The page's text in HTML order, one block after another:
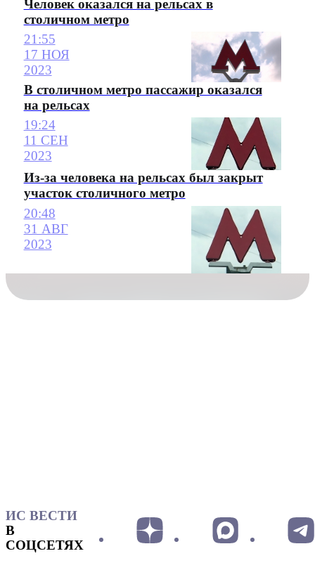
Человек оказался на рельсах в
столичном метро
21:55
17 НОЯ
2023
В столичном метро пассажир оказался
на рельсах
19:24
11 СЕН
2023
Из-за человека на рельсах был закрыт
участок столичного метро
20:48
31 АВГ
2023
ИС ВЕСТИ
В
СОЦСЕТЯХ